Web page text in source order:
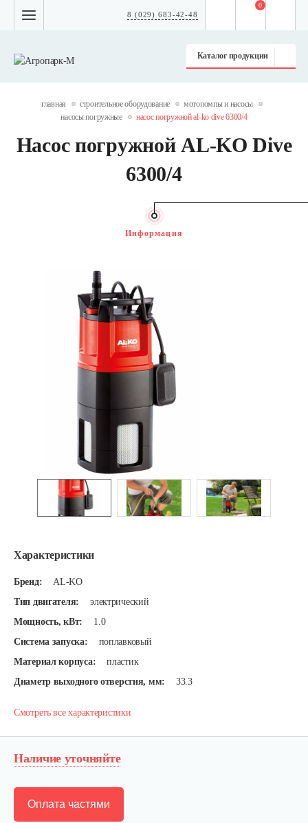
8 (029) 683-42-48
Каталог продукции
0
главная строительное оборудование
мотопомпы и насосы
насосы погружные
насос погружной al-ko dive 6300/4
Насос погружной AL-KO Dive
6300/4
Характеристики
Бренд:
AL-KO
Тип двигателя:
электрический
Мощность, кВт:
1.0
Система запуска:
поплавковый
Материал корпуса:
пластик
Диаметр выходного отверстия, мм:
33.3
Смотреть все характеристики
Информация
Наличие уточняйте
Оплата частями